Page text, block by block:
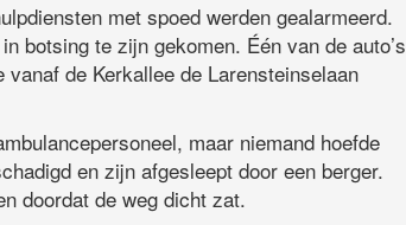
met spoed werden gealarmeerd.
botsing te zijn gekomen. Één van de auto’s
de Kerkallee de Larensteinselaan
maar niemand hoefde
en zijn afgesleept door een berger.
doordat de weg dicht zat.